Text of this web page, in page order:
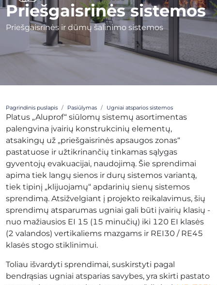
Priešgaisrinės sistemos
Priešgaisrinės ir dūmų šalinimo sistemos
Pagrindinis puslapis Pasiūlymas Ugniai atsparios sistemos
Platus „Aluprof“ siūlomų sistemų asortimentas
palengvina įvairių konstrukcinių elementų,
atsakingų už „priešgaisrinės apsaugos zonas“
pastatuose ir užtikrinančių tinkamas sąlygas
gyventojų evakuacijai, naudojimą. Šie sprendimai
apima tiek langų sienos ir durų sistemos variantą,
tiek tipinį „klijuojamų“ apdarinių sienų sistemos
sprendimą. Atsižvelgiant į projekto reikalavimus, šių
sprendimų atsparumas ugniai gali būti įvairių klasių -
nuo mažiausios EI 15 (15 minučių) iki 120 EI klasės
(2 valandos) vertikaliems mazgams ir REI30 / RE45
klasės stogo stiklinimui.
Toliau išvardyti sprendimai, suskirstyti pagal
bendrąsias ugniai atsparias savybes, yra skirti pastato